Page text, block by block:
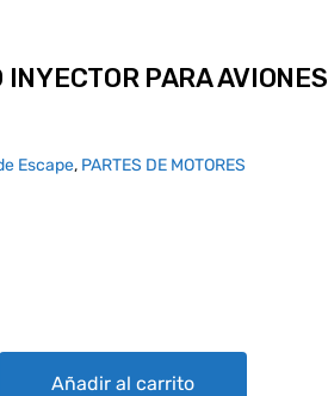
INYECTOR PARA AVIONES
Escape, PARTES DE MOTORES
Añadir al carrito